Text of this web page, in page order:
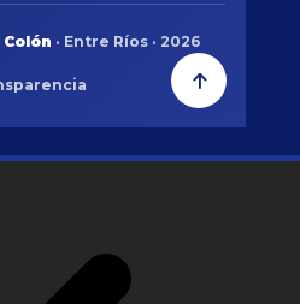
· Entre Ríos · 2026